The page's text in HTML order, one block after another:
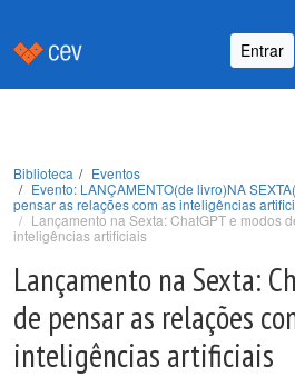
Entrar
Biblioteca
Eventos
Evento: LANÇAMENTO(de livro)NA
pensar as relações com as inteligências
Lançamento na Sexta: ChatGPT e modos
inteligências artificiais
Lançamento na Sexta:
de pensar as relações
inteligências artificiais